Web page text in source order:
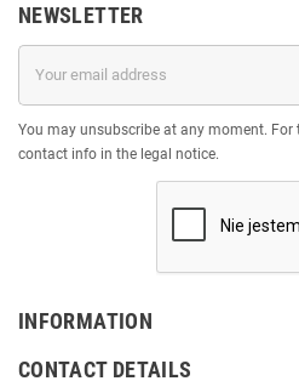
NEWSLETTER
You may unsubscribe at any moment. For
contact info in the legal notice.
INFORMATION
CONTACT DETAILS